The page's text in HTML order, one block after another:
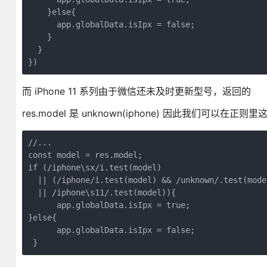
    }
else{
      app.globalData.isIpx =
false;
    }
  }
而 iPhone 11 系列由于微信还未及时更新型号，返回的
res.model 是 unknown(iphone) 因此我们可以在正则里
//...
const
if ( /iphone\sx/i .test(model)
  || (
/iphone/i .test(model) && /unknown/
/iphone\s11/ .test(model)){
      app.globalData.isIpx =
true;
}else{
      app.globalData.isIpx =
false;